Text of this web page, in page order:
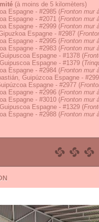
(à moins de 5 kilomèters)
Espagne - #2985 (Fronton mur
Espagne - #2071 (Fronton mur
Espagne - #2999 (Fronton mur
Espagne - #2987 (
Espagne - #2995 (Fronton mur
Espagne - #2983 (Fronton mur
Espagne - #1378 (
Espagne - #1379 (
Espagne - #2984 (Fronton mur
Guipúzcoa Espagne -
Espagne - #2977 (
Espagne - #2996 (Fronton mur
Espagne - #3010 (Fronton mur
Espagne - #1329 (
Espagne - #2988 (Fronton mur